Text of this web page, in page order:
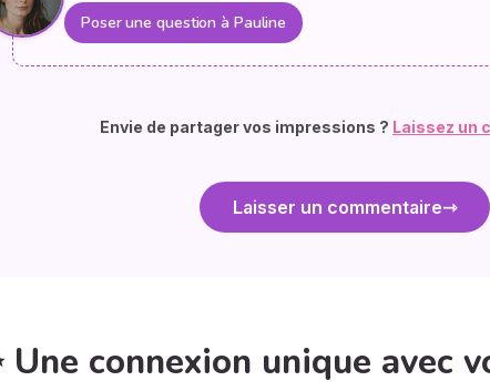
Poser une question à Pauline
Envie de partager vos impressions ? Laissez un
Laisser un commentaire
Une connexion unique avec